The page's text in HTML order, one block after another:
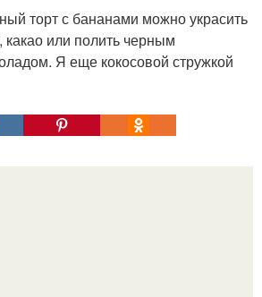
торт с бананами можно украсить
или полить черным
Я еще кокосовой стружкой